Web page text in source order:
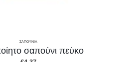
ΣΑΠΟΥΝΙΑ
σαπούνι πεύκο